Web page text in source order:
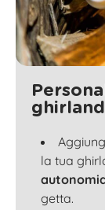
la tua
getta.